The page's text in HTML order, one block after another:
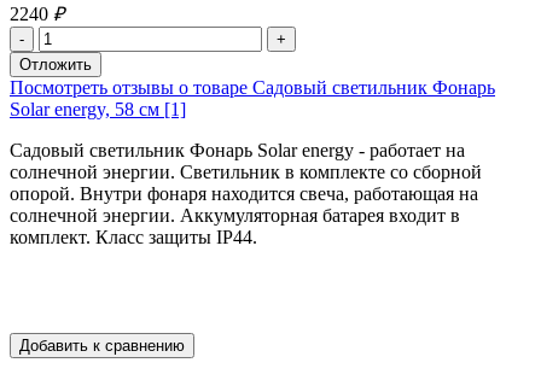
2240 ₽
Посмотреть отзывы о товаре Садовый светильник Фонарь
Solar energy, 58 см [1]
Садовый светильник Фонарь Solar energy - работает на
солнечной энергии. Светильник в комплекте со сборной
опорой. Внутри фонаря находится свеча, работающая на
солнечной энергии. Аккумуляторная батарея входит в
комплект. Класс защиты IP44.